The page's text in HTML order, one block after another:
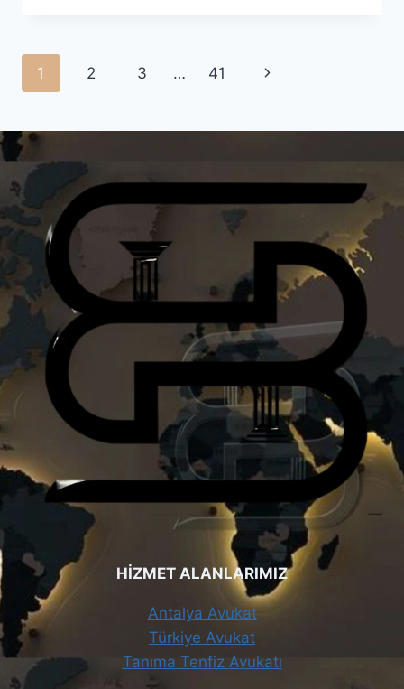
1 2 3 … 41
HİZMET ALANLARIMIZ
Antalya Avukat
Türkiye Avukat
Tanıma Tenfiz Avukatı